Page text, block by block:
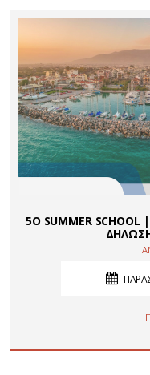
5Ο SUMMER